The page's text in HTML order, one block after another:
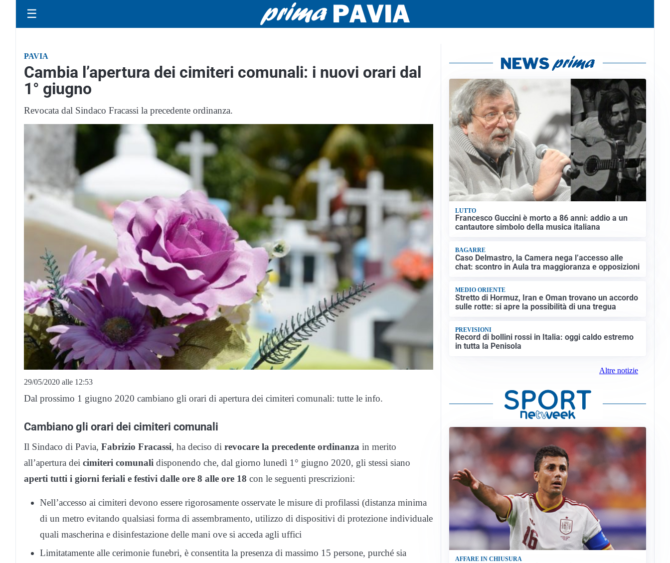
☰
PAVIA
Cambia l’apertura dei cimiteri comunali: i nuovi orari dal
1° giugno
Revocata dal Sindaco Fracassi la precedente ordinanza.
29/05/2020 alle 12:53
Dal prossimo 1 giugno 2020 cambiano gli orari di apertura dei cimiteri comunali: tutte le info.
Cambiano gli orari dei cimiteri comunali
Il Sindaco di Pavia, Fabrizio Fracassi, ha deciso di revocare la precedente ordinanza in merito
all’apertura dei cimiteri comunali disponendo che, dal giorno lunedì 1° giugno 2020, gli stessi siano
aperti tutti i giorni feriali e festivi dalle ore 8 alle ore 18 con le seguenti prescrizioni:
Nell’accesso ai cimiteri devono essere rigorosamente osservate le misure di profilassi (distanza minima
di un metro evitando qualsiasi forma di assembramento, utilizzo di dispositivi di protezione individuale
quali mascherina e disinfestazione delle mani ove si acceda agli uffici
Limitatamente alle cerimonie funebri, è consentita la presenza di massimo 15 persone, purché sia
LUTTO
Francesco Guccini è morto a 86 anni: addio a un
cantautore simbolo della musica italiana
BAGARRE
Caso Delmastro, la Camera nega l’accesso alle
chat: scontro in Aula tra maggioranza e opposizioni
MEDIO ORIENTE
Stretto di Hormuz, Iran e Oman trovano un accordo
sulle rotte: si apre la possibilità di una tregua
PREVISIONI
Record di bollini rossi in Italia: oggi caldo estremo
in tutta la Penisola
Altre notizie
AFFARE IN CHIUSURA